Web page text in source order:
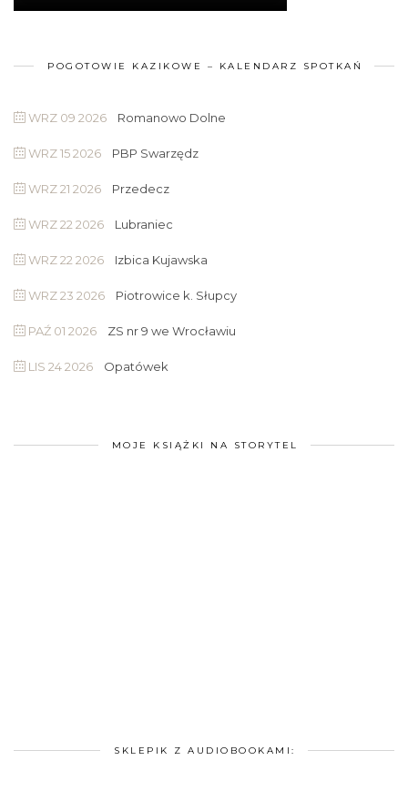
POGOTOWIE KAZIKOWE – KALENDARZ SPOTKAŃ
WRZ 09 2026 Romanowo Dolne
WRZ 15 2026 PBP Swarzędz
WRZ 21 2026 Przedecz
WRZ 22 2026 Lubraniec
WRZ 22 2026 Izbica Kujawska
WRZ 23 2026 Piotrowice k. Słupcy
PAŹ 01 2026 ZS nr 9 we Wrocławiu
LIS 24 2026 Opatówek
MOJE KSIĄŻKI NA STORYTEL
SKLEPIK Z AUDIOBOOKAMI: